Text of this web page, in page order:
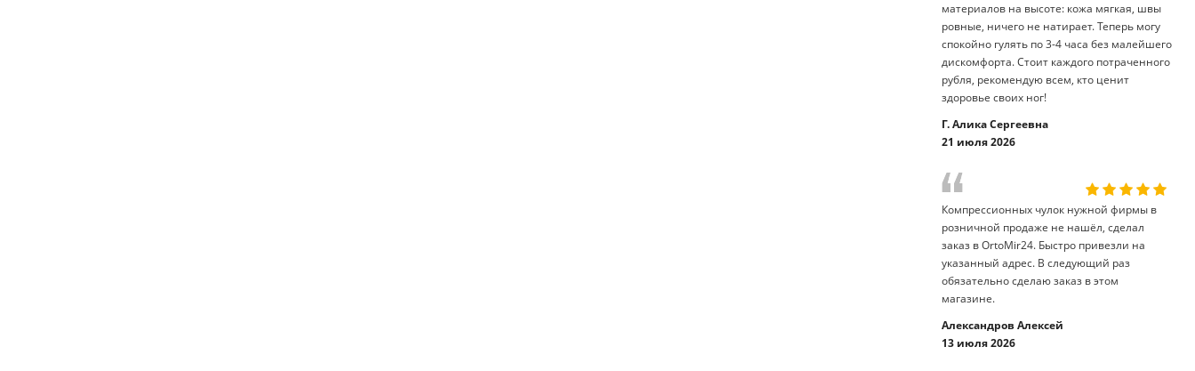
материалов на высоте: кожа мягкая, швы
ровные, ничего не натирает. Теперь могу
спокойно гулять по 3-4 часа без малейшего
дискомфорта. Стоит каждого потраченного
рубля, рекомендую всем, кто ценит
здоровье своих ног!
Г. Алика Сергеевна
21 июля 2026
Компрессионных чулок нужной фирмы в
розничной продаже не нашёл, сделал
заказ в OrtoMir24. Быстро привезли на
указанный адрес. В следующий раз
обязательно сделаю заказ в этом
магазине.
Александров Алексей
13 июля 2026